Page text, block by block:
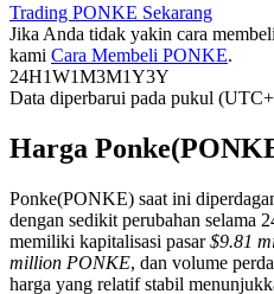
USDT Berjangka
Trading PONKE Sekarang
Jika Anda tidak yakin cara
kami Cara Membeli PONKE.
24H1W1M3M1Y3Y
Data diperbarui pada pukul
Harga
Ponke(PONKE) saat ini
dengan sedikit perubahan selama
memiliki kapitalisasi pasar$9.81
million PONKE, dan volume
harga yang relatif stabil